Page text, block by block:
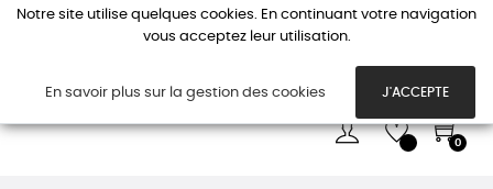
la
0
Notre site utilise quelques cookies. En continuant votre navigation
vous acceptez leur utilisation.
En savoir plus sur la gestion des cookies J'ACCEPTE